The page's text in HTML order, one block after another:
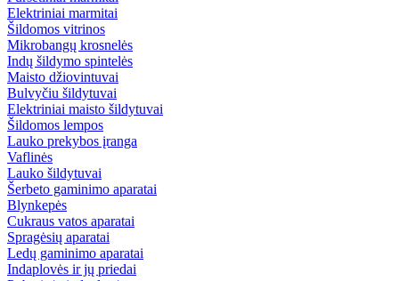
Elektriniai marmitai
Šildomos vitrinos
Mikrobangų krosnelės
Indų šildymo spintelės
Maisto džiovintuvai
Bulvyčiu šildytuvai
Elektriniai maisto šildytuvai
Šildomos lempos
Lauko prekybos įranga
Vaflinės
Lauko šildytuvai
Šerbeto gaminimo aparatai
Blynkepės
Cukraus vatos aparatai
Spragėsių aparatai
Ledų gaminimo aparatai
Indaplovės ir jų priedai